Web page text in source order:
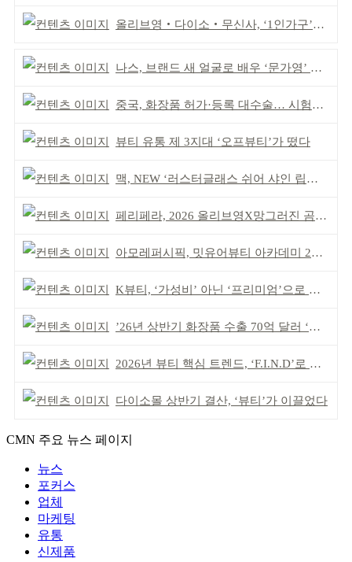
올리브영‧다이소‧무신사, ‘1인가구’가 이끈다
나스, 브랜드 새 얼굴로 배우 ‘문가영’ 발탁
중국, 화장품 허가·등록 대수술… 시험자료 공용 허용
뷰티 유통 제 3지대 ‘오프뷰티’가 떴다
맥, NEW ‘러스터글래스 쉬어 샤인 립스틱’ 출시
페리페라, 2026 올리브영X망그러진 곰 콜라보
아모레퍼시픽, 밋유어뷰티 아카데미 2기 발대식
K뷰티, ‘가성비’ 아닌 ‘프리미엄’으로 승부걸어야
’26년 상반기 화장품 수출 70억 달러 ‘역대 최고’
2026년 뷰티 핵심 트렌드, ‘F.I.N.D’로 읽는다
다이소몰 상반기 결산, ‘뷰티’가 이끌었다
CMN 주요 뉴스 페이지
뉴스
포커스
업체
마케팅
유통
신제품